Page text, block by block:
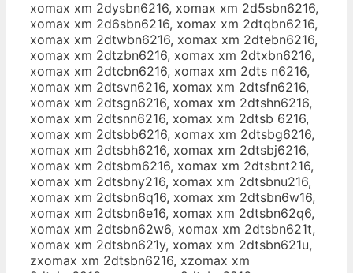
xomax xm 2dysbn6216, xomax xm 2d5sbn6216,
xomax xm 2d6sbn6216, xomax xm 2dtqbn6216,
xomax xm 2dtwbn6216, xomax xm 2dtebn6216,
xomax xm 2dtzbn6216, xomax xm 2dtxbn6216,
xomax xm 2dtcbn6216, xomax xm 2dts n6216,
xomax xm 2dtsvn6216, xomax xm 2dtsfn6216,
xomax xm 2dtsgn6216, xomax xm 2dtshn6216,
xomax xm 2dtsnn6216, xomax xm 2dtsb 6216,
xomax xm 2dtsbb6216, xomax xm 2dtsbg6216,
xomax xm 2dtsbh6216, xomax xm 2dtsbj6216,
xomax xm 2dtsbm6216, xomax xm 2dtsbnt216,
xomax xm 2dtsbny216, xomax xm 2dtsbnu216,
xomax xm 2dtsbn6q16, xomax xm 2dtsbn6w16,
xomax xm 2dtsbn6e16, xomax xm 2dtsbn62q6,
xomax xm 2dtsbn62w6, xomax xm 2dtsbn621t,
xomax xm 2dtsbn621y, xomax xm 2dtsbn621u,
zxomax xm 2dtsbn6216, xzomax xm